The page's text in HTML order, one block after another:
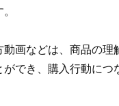
画などは、商品の
でき、購入行動につ